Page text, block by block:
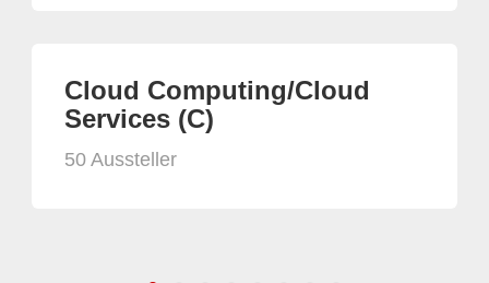
Cloud Computing/Cloud
Services (C)
50 Aussteller